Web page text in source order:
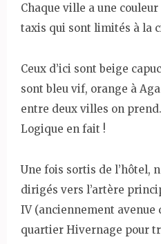
Chaque ville a une
taxis qui sont limités à la
Ceux d’ici sont beige
sont bleu vif, orange à
entre deux villes on
Logique en fait !
Une fois sortis de l’hôtel,
dirigés vers l’artère
IV (anciennement avenue
quartier Hivernage pour